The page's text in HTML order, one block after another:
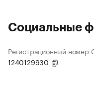
Социальные
Регистрационный номер
1240129930